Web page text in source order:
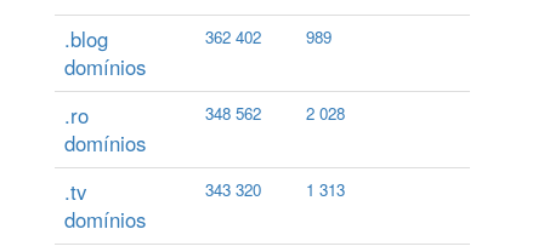
.blog
domínios
362 402 989
.ro
domínios
348 562 2 028
.tv
domínios
343 320 1 313